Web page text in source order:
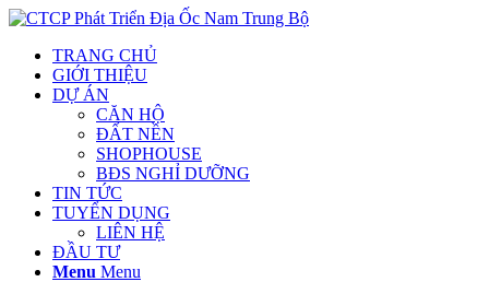
TRANG CHỦ
GIỚI THIỆU
DỰ ÁN
CĂN HỘ
ĐẤT NỀN
SHOPHOUSE
BĐS NGHỈ DƯỠNG
TIN TỨC
TUYỂN DỤNG
LIÊN HỆ
ĐẦU TƯ
Menu Menu